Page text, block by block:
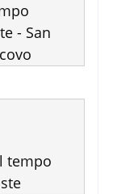
- San
tempo